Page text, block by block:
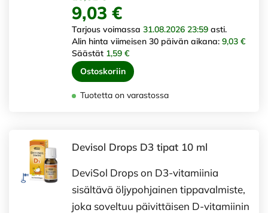
9,03 €
Tarjous voimassa 31.08.2026 23:59 asti.
Alin hinta viimeisen 30 päivän aikana: 9,03 €
Säästät 1,59 €
Ostoskoriin
Tuotetta on varastossa
Devisol Drops D3 tipat 10 ml
DeviSol Drops on D3-vitamiinia
sisältävä öljypohjainen tippavalmiste,
joka soveltuu päivittäisen D-vitamiinin